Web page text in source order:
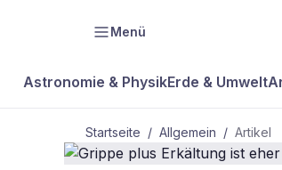
Menü
Astronomie & PhysikErde & Umwelt
Startseite / Allgemein / Artikel